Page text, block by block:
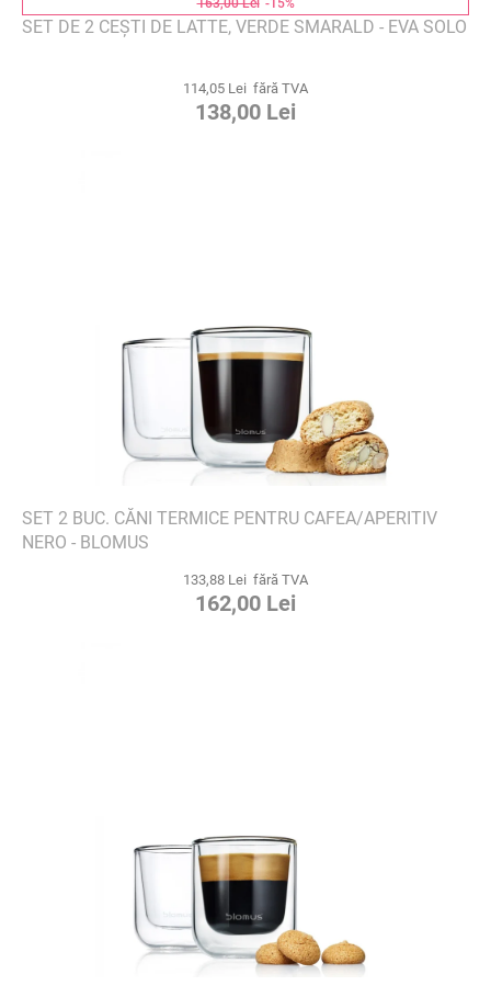
163,00 Lei -15%
SET DE 2 CEȘTI DE LATTE, VERDE SMARALD - EVA SOLO
114,05 Lei fără TVA
138,00 Lei
SET 2 BUC. CĂNI TERMICE PENTRU CAFEA/APERITIV
NERO - BLOMUS
133,88 Lei fără TVA
162,00 Lei